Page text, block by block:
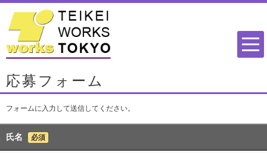
応募フォーム
フォームに入力して送信してください。
氏名 必須